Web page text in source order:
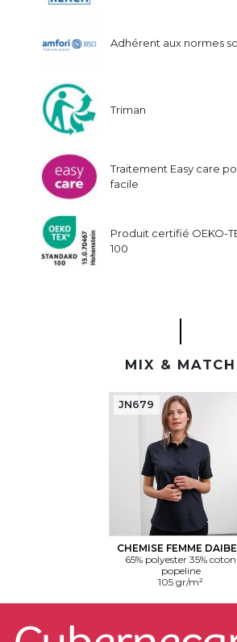
Adhérent aux normes
Triman
Traitement Easy care
facile
Produit certifié OEKO-
100
MIX & MATCH
CHEMISE FEMME
65% polyester 35% coton
popeline
105 gr/m²
JN679